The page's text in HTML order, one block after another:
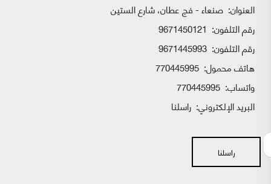
العنوان: صنعاء - فج عطان، شارع الستين
رقم التلفون: 9671450121
رقم التلفون: 9671445993
هاتف محمول: 770445995
واتساب:
البريد الإلكتروني: راسلنا
راسلنا